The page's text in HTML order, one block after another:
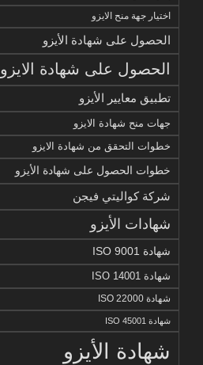
اختيار جهة منح الايزو
الحصول على شهادة الأيزو
الحصول على شهادة الايزو
تطبيق معايير الأيزو
جهات منح شهادة الايزو
خطوات التحقق من شهادة الايزو
خطوات الحصول على شهادة الأيزو
شركة كواليتي فيجن
شهادات الأيزو
شهادة ISO 9001
شهادة ISO 14001
شهادة ISO 22000
شهادة ISO 45001
شهادة الأيزو